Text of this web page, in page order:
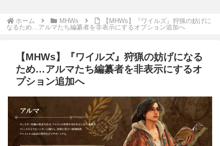
ホーム MHWs
【MHWs】『ワイルズ』狩猟の妨げに
なるため…アルマたち編纂者を非表示にするオプション追加へ
【MHWs】『ワイルズ』狩猟の妨げになる
ため…アルマたち編纂者を非表示にするオ
プション追加へ